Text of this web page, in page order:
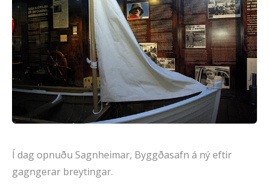
Í dag opnuðu Sagnheimar, Byggðasafn á ný eftir
gagngerar breytingar.